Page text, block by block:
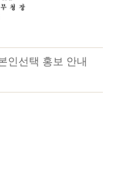
인선택 홍보 안내